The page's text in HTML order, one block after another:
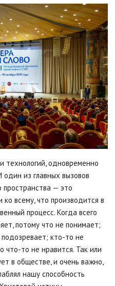
технологий, одновременно
из главных вызовов
пространства — это
всему, что производится в
процесс. Когда всего
потому что не понимает;
кто-то не
что-то не нравится. Так или
в обществе, и очень важно,
нашу способность